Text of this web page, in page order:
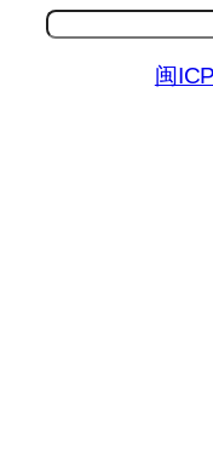
搜
闽